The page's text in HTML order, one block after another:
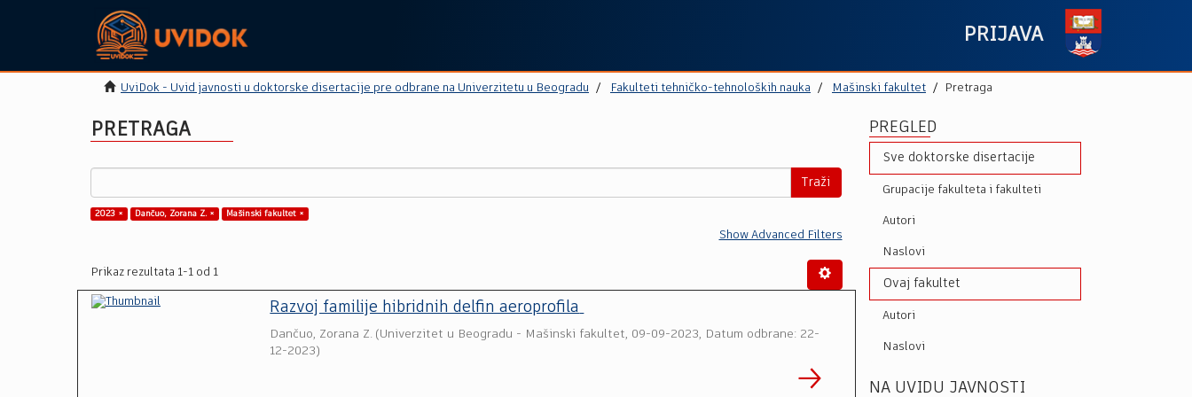
PRIJAVA
UviDok - Uvid javnosti u doktorske disertacije pre odbrane na Univerzitetu u Beogradu Fakulteti tehničko-tehnoloških nauka Mašinski fakultet Pretraga
PRETRAGA
Traži
2023 × Dančuo, Zorana Z. × Mašinski fakultet ×
Show Advanced Filters
Prikaz rezultata 1-1 od 1
Razvoj familije hibridnih delfin aeroprofila
Dančuo, Zorana Z. (Univerzitet u Beogradu - Mašinski fakultet, 09-09-2023, Datum odbrane: 22-
12-2023)
PREGLED
Sve doktorske disertacije
Grupacije fakulteta i fakulteti
Autori
Naslovi
Ovaj fakultet
Autori
Naslovi
NA UVIDU JAVNOSTI